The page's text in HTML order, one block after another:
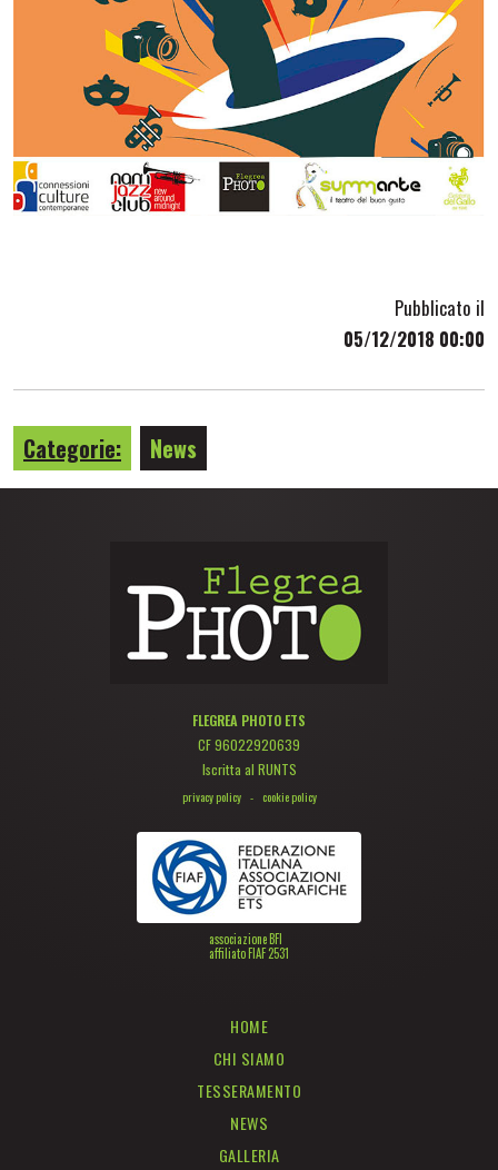
Pubblicato il
05/12/2018 00:00
Categorie: News
FLEGREA PHOTO ETS
CF 96022920639
Iscritta al RUNTS
privacy policy - cookie policy
associazione BFI
affiliato FIAF 2531
HOME
CHI SIAMO
TESSERAMENTO
NEWS
GALLERIA